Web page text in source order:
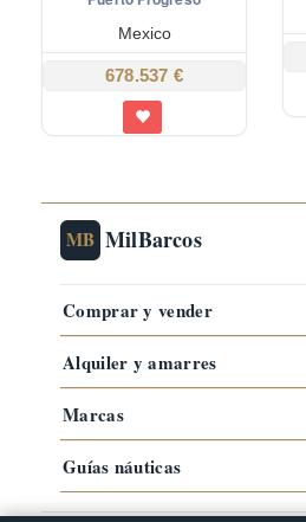
Mexico
678.537 €
MB MilBarcos
Comprar y vender
Alquiler y amarres
Marcas
Guías náuticas